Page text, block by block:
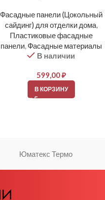
Фасадные панели (Цокольный
сайдинг) для отделки дома,
Пластиковые фасадные
панели, Фасадные материалы
В наличии
599,00₽
В КОРЗИНУ
Юматекс Термо